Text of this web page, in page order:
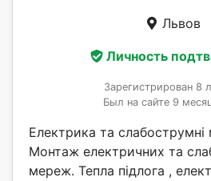
Львов
Личность
Зарегистрирован 8
Был на сайте 9
Електрика та
Монтаж електричних та
мереж. Тепла підлога ,